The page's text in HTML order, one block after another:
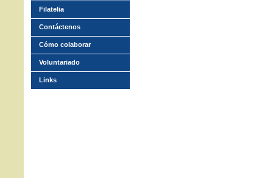
Filatelia
Contáctenos
Cómo colaborar
Voluntariado
Links